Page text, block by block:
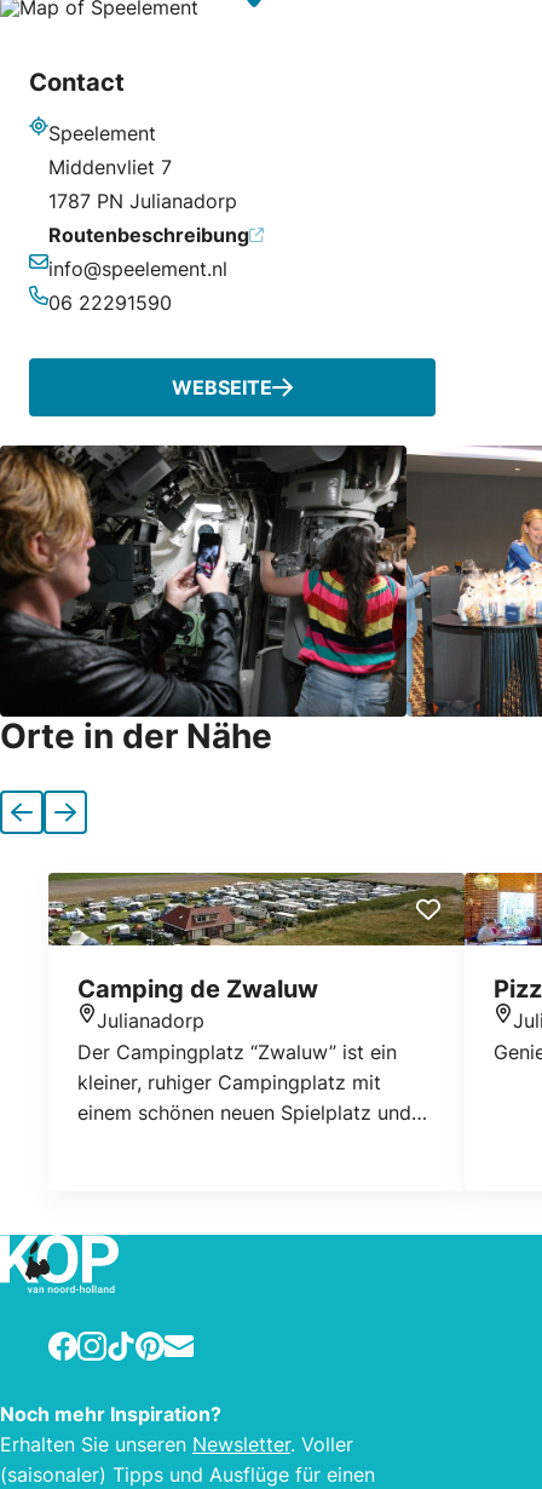
Contact
Adresse
Speelement
Middenvliet 7
1787 PN Julianadorp
Routenbeschreibung
E-Mail-Adresse
info@speelement.nl
06 22291590
WEBSEITE
Orte in der Nähe
VorherigeNächste
Camping de Zwaluw
Julianadorp
Der Campingplatz “Zwaluw” ist ein
kleiner, ruhiger Campingplatz mit
einem schönen neuen Spielplatz und
aus herrliche Radtouren durch die
Dünen oder entlang der Kanuroute
machen. Das “Zwaluw Team” heißt Sie
Facebook
Instagram
TikTokPinterest
E-mail
Noch mehr Inspiration?
Erhalten Sie unseren Newsletter. Voller
(saisonaler) Tipps und Ausflüge für einen